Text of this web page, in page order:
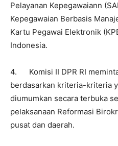
Pelayanan Kepegawaiann
Kepegawaian Berbasis
Kartu Pegawai Elektronik
Indonesia.
4. Komisi II DPR RI
berdasarkan kriteria-kriteria
diumumkan secara terbuka
pelaksanaan Reformasi
pusat dan daerah.